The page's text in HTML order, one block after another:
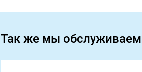
Так же мы